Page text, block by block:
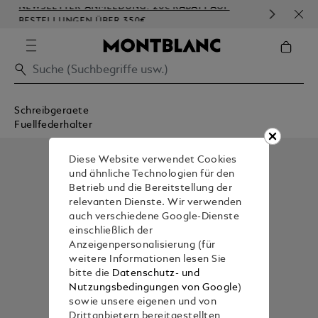
NEWSLETTER-ANMELDUNG: 20€ RABATT AUF
BESTELLUNGEN ÜBER 350€
Schreibgeraete
Fuellfederhalter
Diese Website verwendet Cookies
und ähnliche Technologien für den
Betrieb und die Bereitstellung der
relevanten Dienste. Wir verwenden
auch verschiedene Google-Dienste
einschließlich der
Anzeigenpersonalisierung (für
weitere Informationen lesen Sie
bitte die
Datenschutz- und
Nutzungsbedingungen von Google)
sowie unsere eigenen und von
Drittanbietern bereitgestellten